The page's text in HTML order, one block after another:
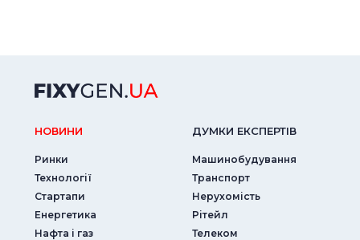
НОВИНИ
Ринки
Технології
Стартапи
Енергетика
Нафта і газ
ДУМКИ ЕКСПЕРТIВ
Машинобудування
Транспорт
Нерухомість
Рітейл
Телеком